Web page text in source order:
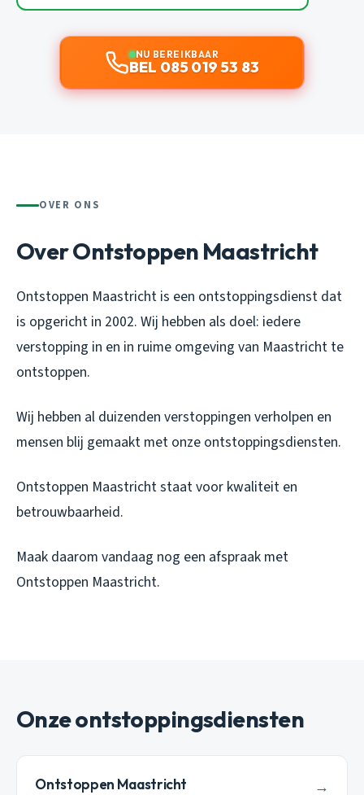
NU BEREIKBAAR
BEL 085 019 53 83
OVER ONS
Over Ontstoppen Maastricht
Ontstoppen Maastricht is een ontstoppingsdienst dat
is opgericht in 2002. Wij hebben als doel: iedere
verstopping in en in ruime omgeving van Maastricht te
ontstoppen.
Wij hebben al duizenden verstoppingen verholpen en
mensen blij gemaakt met onze ontstoppingsdiensten.
Ontstoppen Maastricht staat voor kwaliteit en
betrouwbaarheid.
Maak daarom vandaag nog een afspraak met
Ontstoppen Maastricht.
Onze ontstoppingsdiensten
Ontstoppen Maastricht →